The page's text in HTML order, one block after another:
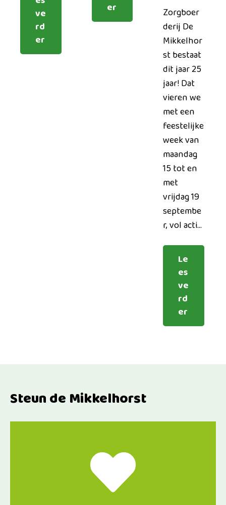
ve
rd
er
er
Zorgboer
derij De
Mikkelhor
st bestaat
dit jaar 25
jaar! Dat
vieren we
met een
feestelijke
week van
maandag
15 tot en
met
vrijdag 19
septembe
r, vol acti...
Le
es
ve
rd
er
Steun de Mikkelhorst